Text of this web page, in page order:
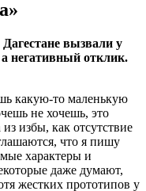
вызвали у
а негативный отклик.
какую-то маленькую
не хочешь, это
избы, как отсутствие
что я пишу
характеры и
даже думают,
жестких прототипов у